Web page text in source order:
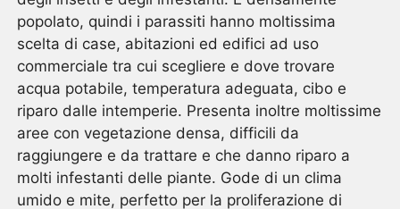
popolato, quindi i parassiti hanno moltissima
scelta di case, abitazioni ed edifici ad uso
commerciale tra cui scegliere e dove trovare
acqua potabile, temperatura adeguata, cibo e
riparo dalle intemperie. Presenta inoltre moltissime
aree con vegetazione densa, difficili da
raggiungere e da trattare e che danno riparo a
molti infestanti delle piante. Gode di un clima
umido e mite, perfetto per la proliferazione di